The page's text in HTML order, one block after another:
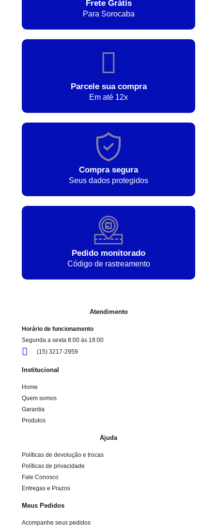
Frete Grátis
Para Sorocaba
Parcele sua compra
Em até 12x
Compra segura
Seus dados protegidos
Pedido monitorado
Código de rastreamento
Atendimento
Horário de funcionamento
Segunda a sexta 8:00 às 18:00
(15) 3217-2959
Institucional
Home
Quem somos
Garantia
Produtos
Ajuda
Políticas de devolução e trocas
Políticas de privacidade
Fale Conosco
Entregas e Prazos
Meus Pedidos
Acompanhe seus pedidos